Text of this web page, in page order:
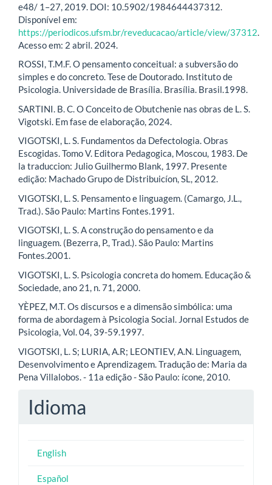
e48/ 1–27, 2019. DOI: 10.5902/1984644437312.
Disponível em:
https://periodicos.ufsm.br/reveducacao/article/view/37312
Acesso em: 2 abril. 2024.
ROSSI, T.M.F. O pensamento conceitual: a subversão do
simples e do concreto. Tese de Doutorado. Instituto de
Psicologia. Universidade de Brasília. Brasília. Brasil.1998.
SARTINI. B. C. O Conceito de Obutchenie nas obras de L. S.
Vigotski. Em fase de elaboração, 2024.
VIGOTSKI, L. S. Fundamentos da Defectologia. Obras
Escogidas. Tomo V. Editora Pedagogica, Moscou, 1983. De
la traduccion: Julio Guilhermo Blank, 1997. Presente
edição: Machado Grupo de Distribuicíon, SL, 2012.
VIGOTSKI, L. S. Pensamento e linguagem. (Camargo, J.L.,
Trad.). São Paulo: Martins Fontes.1991.
VIGOTSKI, L. S. A construção do pensamento e da
linguagem. (Bezerra, P., Trad.). São Paulo: Martins
Fontes.2001.
VIGOTSKI, L. S. Psicologia concreta do homem. Educação &
Sociedade, ano 21, n. 71, 2000.
YÈPEZ, M.T. Os discursos e a dimensão simbólica: uma
forma de abordagem à Psicologia Social. Jornal Estudos de
Psicologia, Vol. 04, 39-59.1997.
VIGOTSKI, L. S; LURIA, A.R; LEONTIEV, A.N. Linguagem,
Desenvolvimento e Aprendizagem. Tradução de: Maria da
Pena Villalobos. - 11a edição - São Paulo: ícone, 2010.
Idioma
English
Español